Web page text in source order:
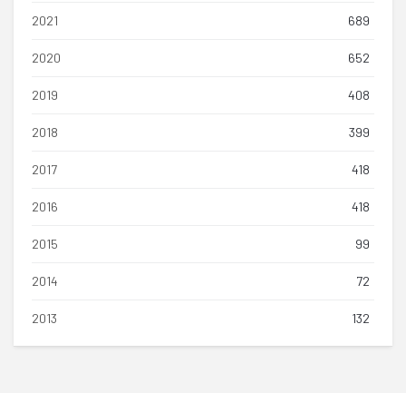
2021 689
2020 652
2019 408
2018 399
2017 418
2016 418
2015 99
2014 72
2013 132